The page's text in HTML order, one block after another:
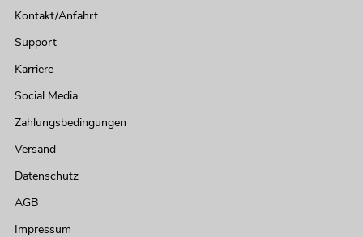
Kontakt/Anfahrt
Support
Karriere
Social Media
Zahlungsbedingungen
Versand
Datenschutz
AGB
Impressum